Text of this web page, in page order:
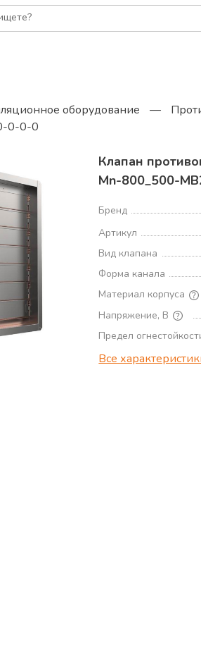
оборудование —
0-0-0
Клапан
Mn-800_500-
Бренд
Артикул
Вид клапана
Форма канала
Материал корпуса
Напряжение, В
Предел
Все